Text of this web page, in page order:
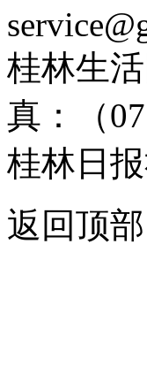
桂林生
真：（
桂林日
返回顶部